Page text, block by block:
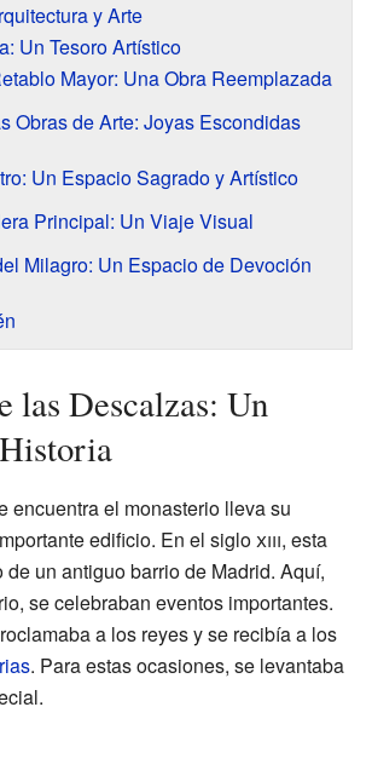
y Arte
Un Tesoro Artístico
Mayor: Una Obra Reemplazada
Obras de Arte: Joyas Escondidas
Un Espacio Sagrado y Artístico
Principal: Un Viaje Visual
Milagro: Un Espacio de Devoción
las Descalzas: Un
encuentra el monasterio lleva su
edificio. En el sigloxiii, esta
de un antiguo barrio de Madrid. Aquí,
se celebraban eventos importantes.
a los reyes y se recibía a los
. Para estas ocasiones, se levantaba